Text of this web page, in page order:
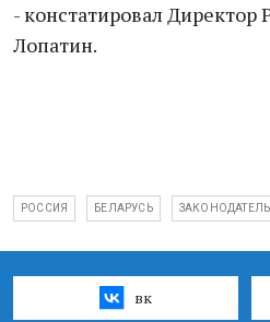
- констатировал
Лопатин.
РОССИЯ БЕЛАРУСЬ
вк